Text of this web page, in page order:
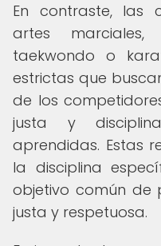
En contraste, las
artes
taekwondo o
estrictas que
de los
justa y
aprendidas. Estas
la disciplina
objetivo común de
justa y respetuosa.